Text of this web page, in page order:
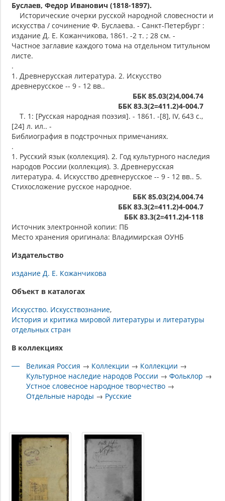
Буслаев, Федор Иванович (1818-1897).
Исторические очерки русской народной словесности и
искусства / сочинение Ф. Буслаева. - Санкт-Петербург :
издание Д. Е. Кожанчикова, 1861. -2 т. ; 28 см. -
Частное заглавие каждого тома на отдельном титульном
листе.
.
1. Древнерусская литература. 2. Искусство
древнерусское -- 9 - 12 вв..
ББК 85.03(2)4,004.74
ББК 83.3(2=411.2)4-004.7
Т. 1: [Русская народная поэзия]. - 1861. -[8], IV, 643 с.,
[24] л. ил.. -
Библиография в подстрочных примечаниях.
.
1. Русский язык (коллекция). 2. Год культурного наследия
народов России (коллекция). 3. Древнерусская
литература. 4. Искусство древнерусское -- 9 - 12 вв.. 5.
Стихосложение русское народное.
ББК 85.03(2)4,004.74
ББК 83.3(2=411.2)4-004.7
ББК 83.3(2=411.2)4-118
Источник электронной копии: ПБ
Место хранения оригинала: Владимирская ОУНБ
Издательство
издание Д. Е. Кожанчикова
Объект в каталогах
Искусство. Искусствознание
История и критика мировой литературы и литературы
отдельных стран
В коллекциях
Великая Россия → Коллекции → Коллекции →
Культурное наследие народов России →Фольклор →
Устное словесное народное творчество →
Отдельные народы → Русские